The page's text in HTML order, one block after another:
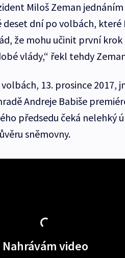
Miloš Zeman
deset dní po volbách,
že mohu učinit první krok
vlády,“ řekl tehdy
13. prosince 2017,
Andreje Babiše
předsedu čeká nelehký
sněmovny.
Nahrávám video